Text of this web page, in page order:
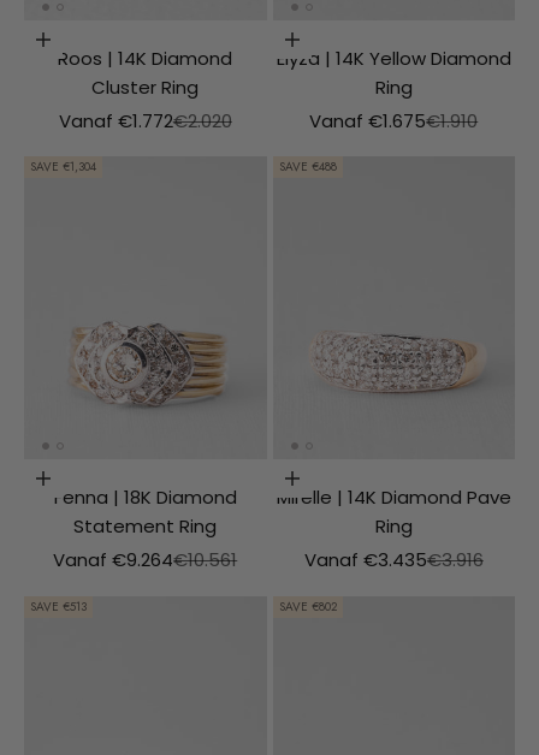
Choosing options
Roos | 14K Diamond
Cluster Ring
Aanbiedingsprijs
Vanaf €1.772Normale prijs
€2.020
Choosing options
Elyza | 14K Yellow Diamond
Ring
Aanbiedingsprijs
Vanaf €1.675Normale
€1.910
SAVE €1,304
Choosing options
Fenna | 18K Diamond
Statement Ring
Aanbiedingsprijs
Vanaf €9.264Normale prijs
€10.561
SAVE €488
Choosing options
Mirelle | 14K Diamond Pave
Ring
Aanbiedingsprijs
Vanaf €3.435Normale
€3.916
SAVE €513 SAVE €802